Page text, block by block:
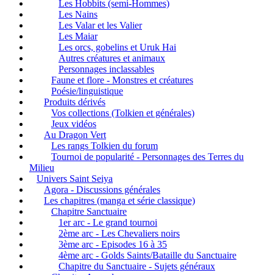
Les Hobbits (semi-Hommes)
Les Nains
Les Valar et les Valier
Les Maiar
Les orcs, gobelins et Uruk Hai
Autres créatures et animaux
Personnages inclassables
Faune et flore - Monstres et créatures
Poésie/linguistique
Produits dérivés
Vos collections (Tolkien et générales)
Jeux vidéos
Au Dragon Vert
Les rangs Tolkien du forum
Tournoi de popularité - Personnages des Terres du
Milieu
Univers Saint Seiya
Agora - Discussions générales
Les chapitres (manga et série classique)
Chapitre Sanctuaire
1er arc - Le grand tournoi
2ème arc - Les Chevaliers noirs
3ème arc - Episodes 16 à 35
4ème arc - Golds Saints/Bataille du Sanctuaire
Chapitre du Sanctuaire - Sujets généraux